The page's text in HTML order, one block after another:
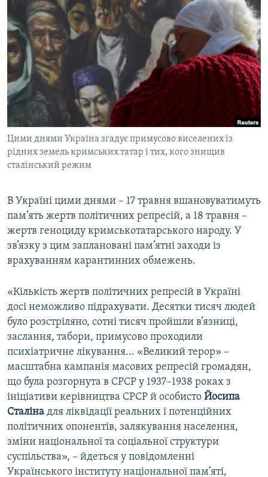
СПЕЦПРОЕКТИ
ДЕПОРТАЦІЯ
ВІДЕОУРОКИ «ELIFBE»
СВІДЧЕННЯ ОКУПАЦІЇ
УКРАЇНСЬКА ПРОБЛЕМА КРИМУ
ІНФОГРАФІКА
ЯК ОБІЙТИ БЛОКУВАННЯ
Русский
Qırımtatar
ДОЛУЧАЙСЯ!
Цими днями Україна згадує примусово виселених із
рідних земель кримських татар і тих, кого знищив
сталінський режим
В Україні цими днями – 17 травня вшановуватимуть
пам’ять жертв політичних репресій, а 18 травня –
жертв геноциду кримськотатарського народу. У
зв’язку з цим заплановані пам’ятні заходи із
врахуванням карантинних обмежень.
«Кількість жертв політичних репресій в Україні
досі неможливо підрахувати. Десятки тисяч людей
було розстріляно, сотні тисяч пройшли в’язниці,
заслання, табори, примусово проходили
психіатричне лікування... «Великий терор» –
масштабна кампанія масових репресій громадян,
що була розгорнута в СРСР у 1937–1938 роках з
ініціативи керівництва СРСР й особисто Йосипа
Сталіна для ліквідації реальних і потенційних
політичних опонентів, залякування населення,
зміни національної та соціальної структури
суспільства», – йдеться у повідомленні
Українського інституту національної пам’яті,